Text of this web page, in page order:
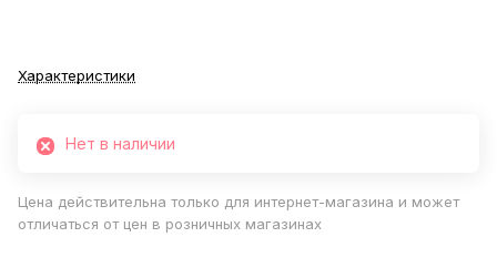
Характеристики
Нет в наличии
Цена действительна только для интернет-магазина и может
отличаться от цен в розничных магазинах